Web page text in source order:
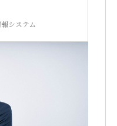
システム